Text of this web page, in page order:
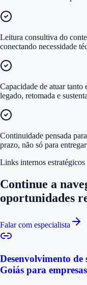
Leitura consultiva do
conectando necessidade
Capacidade de atuar
legado, retomada e
Continuidade pensada
prazo, não só para
Links internos estratégicos
Continue a
oportunidades
Falar com especialista
Desenvolvimento
Goiás para